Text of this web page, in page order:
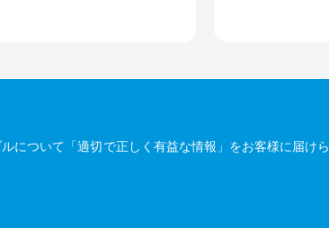
ついて「適切で正しく有益な情報」をお客様に届け